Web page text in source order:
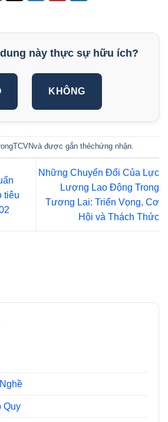
này thực sự hữu ích?
KHÔNG
TCVNvà được gắn thẻchứng nhận.
tiêu
Những Chuyển Đổi Của Lực
Lượng Lao Động Trong
Tương Lai: Triển Vọng, Cơ
Hội và Thách Thức
Quy